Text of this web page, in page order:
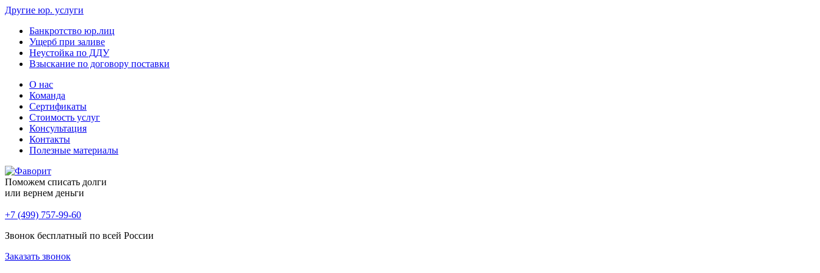
Другие юр. услуги
Банкротство юр.лиц
Ущерб при заливе
Неустойка по ДДУ
Взыскание по договору поставки
О нас
Команда
Сертификаты
Стоимость услуг
Консультация
Контакты
Полезные материалы
Поможем списать долги
или вернем деньги
+7 (499) 757-99-60
Звонок бесплатный по всей России
Заказать звонок